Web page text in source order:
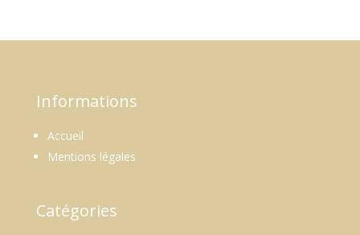
Informations
Accueil
Mentions légales
Catégories